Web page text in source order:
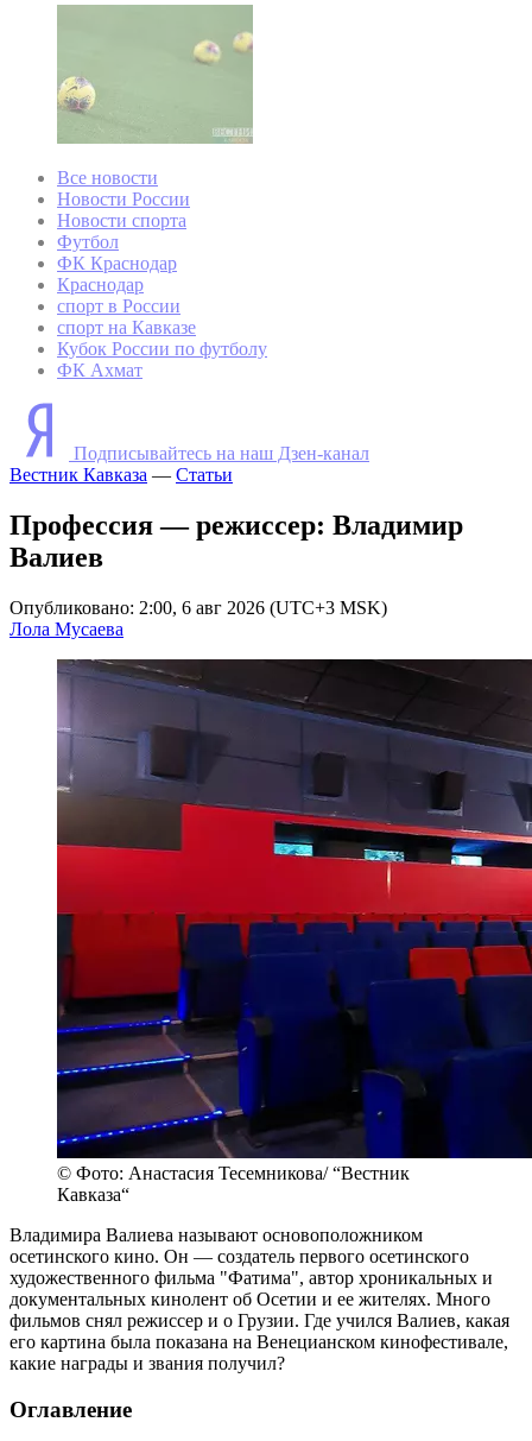
Все новости
Новости России
Новости спорта
Футбол
ФК Краснодар
Краснодар
спорт в России
спорт на Кавказе
Кубок России по футболу
ФК Ахмат
Подписывайтесь на наш Дзен-канал
Вестник Кавказа — Статьи
Профессия — режиссер: Владимир
Валиев
Опубликовано: 2:00, 6 авг 2026 (UTC+3 MSK)
Лола Мусаева
© Фото: Анастасия Тесемникова/ “Вестник
Кавказа“
Владимира Валиева называют основоположником
осетинского кино. Он — создатель первого осетинского
художественного фильма "Фатима", автор хроникальных и
документальных кинолент об Осетии и ее жителях. Много
фильмов снял режиссер и о Грузии. Где учился Валиев, какая
его картина была показана на Венецианском кинофестивале,
какие награды и звания получил?
Оглавление